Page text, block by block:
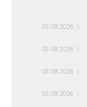
03.08.2026
03.08.2026
03.08.2026
03.08.2026